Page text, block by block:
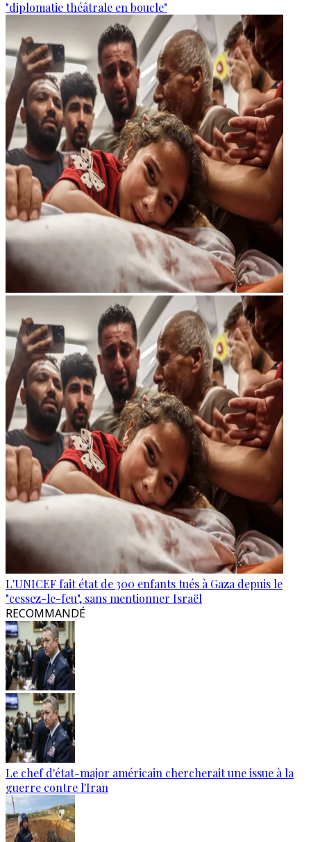
"diplomatie théâtrale en boucle"
L'UNICEF fait état de 300 enfants tués à Gaza depuis le
"cessez-le-feu", sans mentionner Israël
RECOMMANDÉ
Le chef d'état-major américain chercherait une issue à la
guerre contre l'Iran